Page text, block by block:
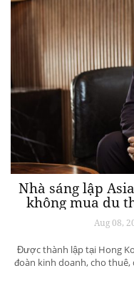
Nhà sáng lập
không mua du
Aug 08,
Được thành lập tại Hong
đoàn kinh doanh, cho thuê,